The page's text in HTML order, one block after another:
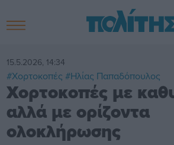
15.5.2026, 14:34
#Χορτοκοπές #Ηλίας Παπαδόπουλος
Χορτοκοπές με
αλλά με ορίζοντα
ολοκλήρωσης